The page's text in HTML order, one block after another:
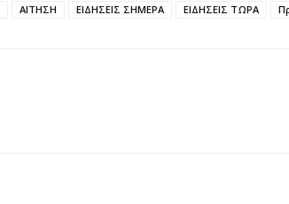
ΑΙΤΗΣΗ ΕΙΔΗΣΕΙΣ ΣΗΜΕΡΑ ΕΙΔΗΣΕΙΣ ΤΩΡΑ